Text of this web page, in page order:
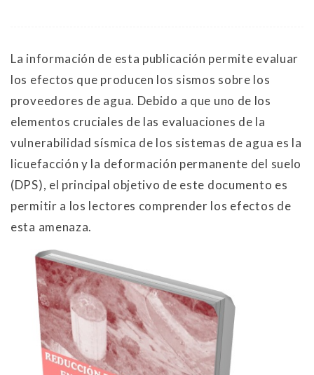
La información de esta publicación permite evaluar
los efectos que producen los sismos sobre los
proveedores de agua. Debido a que uno de los
elementos cruciales de las evaluaciones de la
vulnerabilidad sísmica de los sistemas de agua es la
licuefacción y la deformación permanente del suelo
(DPS), el principal objetivo de este documento es
permitir a los lectores comprender los efectos de
esta amenaza.